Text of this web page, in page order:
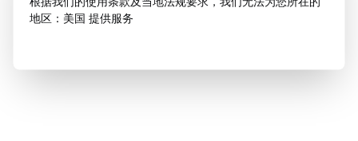
地区：美国 提供服务